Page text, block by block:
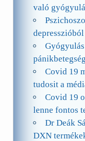
való
depresszióból
Covid 19
tudosit a
Covid 19
lenne fontos
Dr Deák
DXN